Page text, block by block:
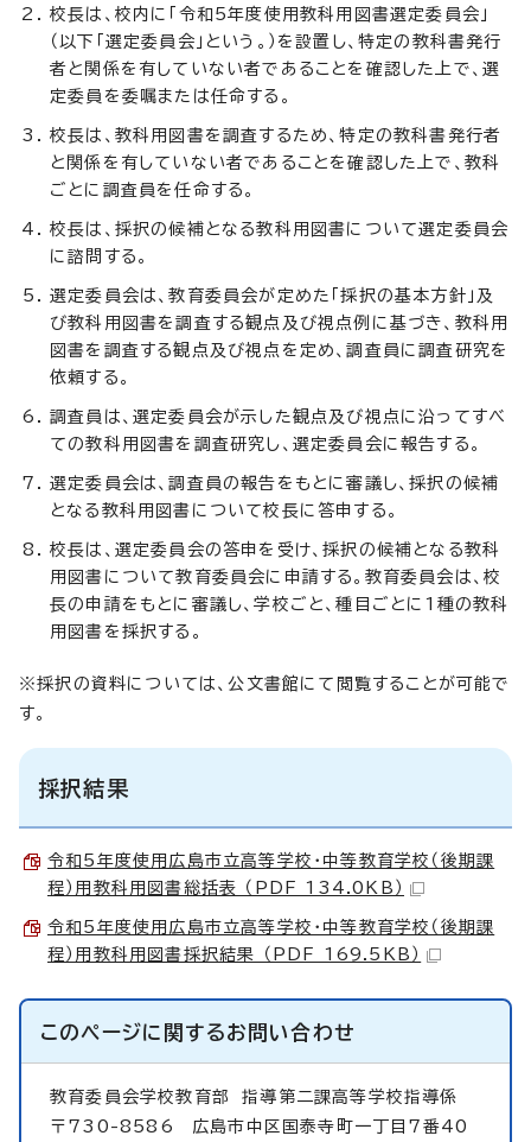
校長は、校内に「令和5年度使用教科用図書選定委員会」
（以下「選定委員会」という。）を設置し、特定の教科書発行
者と関係を有していない者であることを確認した上で、選
定委員を委嘱または任命する。
校長は、教科用図書を調査するため、特定の教科書発行者
と関係を有していない者であることを確認した上で、教科
ごとに調査員を任命する。
校長は、採択の候補となる教科用図書について選定委員会
に諮問する。
選定委員会は、教育委員会が定めた「採択の基本方針」及
び教科用図書を調査する観点及び視点例に基づき、教科用
図書を調査する観点及び視点を定め、調査員に調査研究を
依頼する。
調査員は、選定委員会が示した観点及び視点に沿ってすべ
ての教科用図書を調査研究し、選定委員会に報告する。
選定委員会は、調査員の報告をもとに審議し、採択の候補
となる教科用図書について校長に答申する。
校長は、選定委員会の答申を受け、採択の候補となる教科
用図書について教育委員会に申請する。教育委員会は、校
長の申請をもとに審議し、学校ごと、種目ごとに1種の教科
用図書を採択する。
※採択の資料については、公文書館にて閲覧することが可能で
す。
採択結果
令和5年度使用広島市立高等学校・中等教育学校（後期課
程）用教科用図書総括表 （PDF 134.0KB）
令和5年度使用広島市立高等学校・中等教育学校（後期課
程）用教科用図書採択結果 （PDF 169.5KB）
このページに関するお問い合わせ
教育委員会学校教育部指導第二課高等学校指導係
〒730-8586 広島市中区国泰寺町一丁目7番40